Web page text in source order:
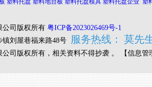
塑料托盘 塑料地台板 塑料托盘模具 塑料托盘企业 塑
公司版权所有 粤ICP备2023026469号-1
镇刘屋巷福来路48号 服务热线： 莫先
司版权所有，相关资料不得抄袭 。 【信息管